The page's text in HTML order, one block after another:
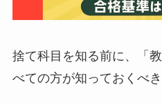
捨て科目を知る前に、「
べての方が知っておくべ